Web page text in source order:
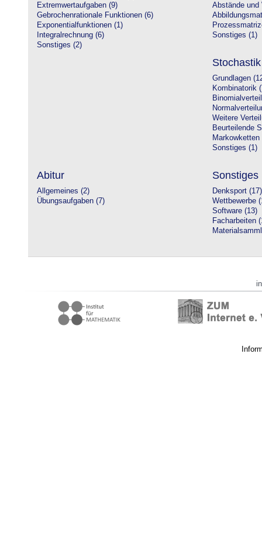
Extremwertaufgaben (9)
Gebrochenrationale Funktionen (6)
Exponentialfunktionen (1)
Integralrechnung (6)
Sonstiges (2)
Abstände und
Sonstiges (1)
Stochastik
Grundlagen
Kombinatorik
Weitere
Beurteilende
Markowketten
Sonstiges (1)
Abitur
Allgemeines (2)
Übungsaufgaben (7)
Sonstiges
Denksport (17)
Wettbewerbe
Software (13)
Facharbeiten